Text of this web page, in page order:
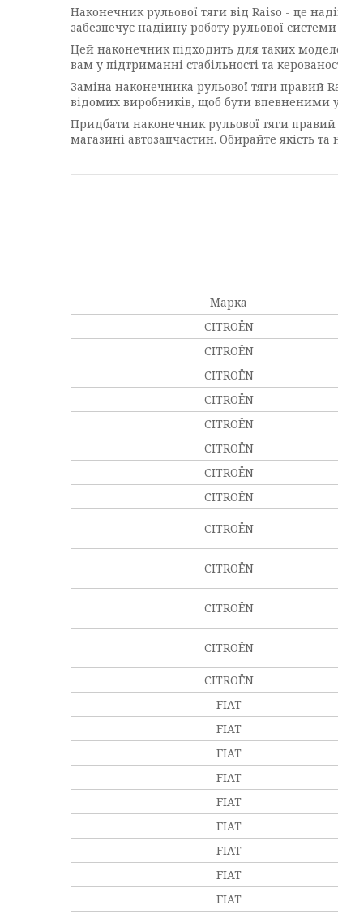
Наконечник рульової тяги від Raiso - це
забезпечує надійну роботу рульової
Цей наконечник підходить для таких
вам у підтриманні стабільності та
Заміна наконечника рульової тяги правий
відомих виробників, щоб бути впевненими
Придбати наконечник рульової тяги
магазині автозапчастин. Обирайте якість
Марка
CITROËN
CITROËN
CITROËN
CITROËN
CITROËN
CITROËN
CITROËN
CITROËN
CITROËN
CITROËN
CITROËN
CITROËN
CITROËN
FIAT
FIAT
FIAT
FIAT
FIAT
FIAT
FIAT
FIAT
FIAT